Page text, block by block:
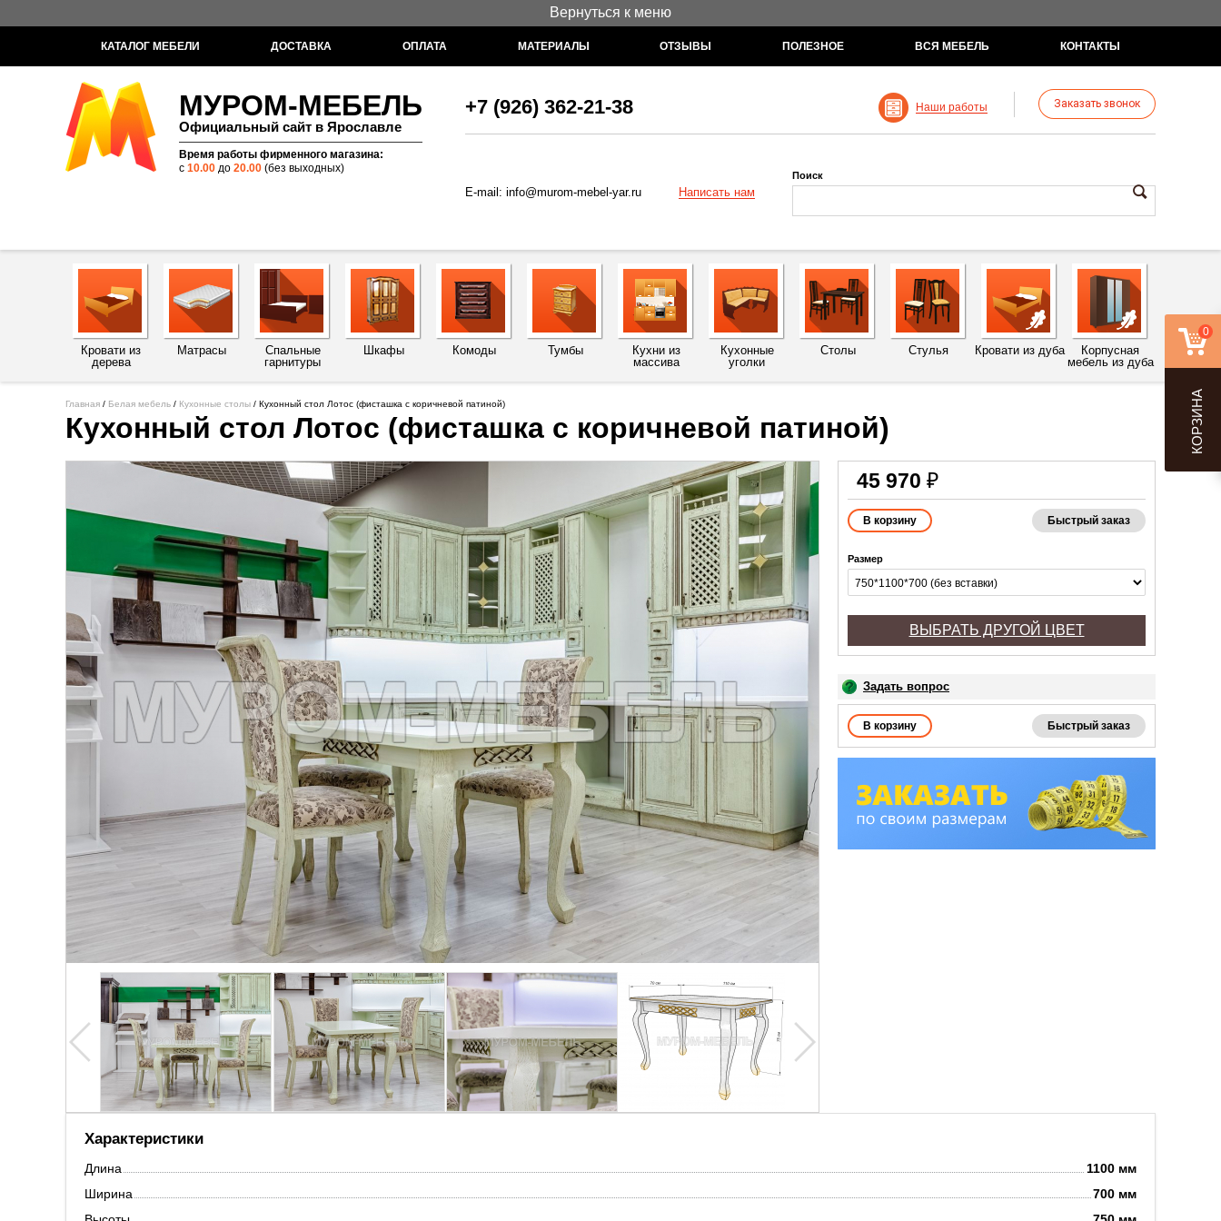
Вернуться к меню
КАТАЛОГ МЕБЕЛИ ДОСТАВКА ОПЛАТА МАТЕРИАЛЫ ОТЗЫВЫ ПОЛЕЗНОЕ ВСЯ МЕБЕЛЬ КОНТАКТЫ
МУРОМ-МЕБЕЛЬ
Официальный сайт в Ярославле
Время работы фирменного магазина:
с 10.00 до 20.00 (без выходных)
+7 (926) 362-21-38 Наши работы Заказать звонок
E-mail: info@murom-mebel-yar.ru Написать нам
Поиск
Кровати из
дерева
Матрасы
Спальные
гарнитуры
Шкафы Комоды Тумбы
Кухни из
массива
Кухонные
уголки
Столы Стулья Кровати из дуба
Корпусная
мебель из дуба
Главная / Белая мебель / Кухонные столы / Кухонный стол Лотос (фисташка с коричневой патиной)
Кухонный стол Лотос (фисташка с коричневой патиной)
45 970 ₽
Быстрый заказ
Размер
ВЫБРАТЬ ДРУГОЙ ЦВЕТ
Задать вопрос
Быстрый заказ
Характеристики
Длина 1100 мм
Ширина
700 мм
0
КОРЗИНА